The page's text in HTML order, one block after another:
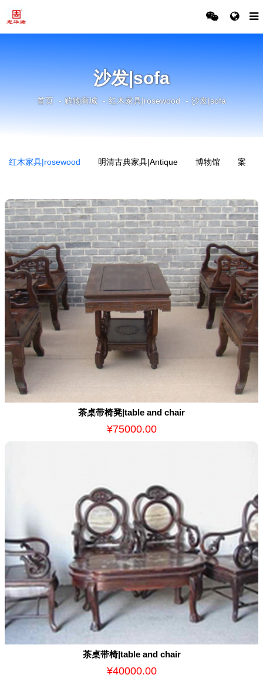
沙发|sofa
首页 购物商城 红木家具|rosewood 沙发|sofa
红木家具|rosewood 明清古典家具|Antique 博物馆 案
茶桌带椅凳|table and chair
¥75000.00
茶桌带椅|table and chair
¥40000.00